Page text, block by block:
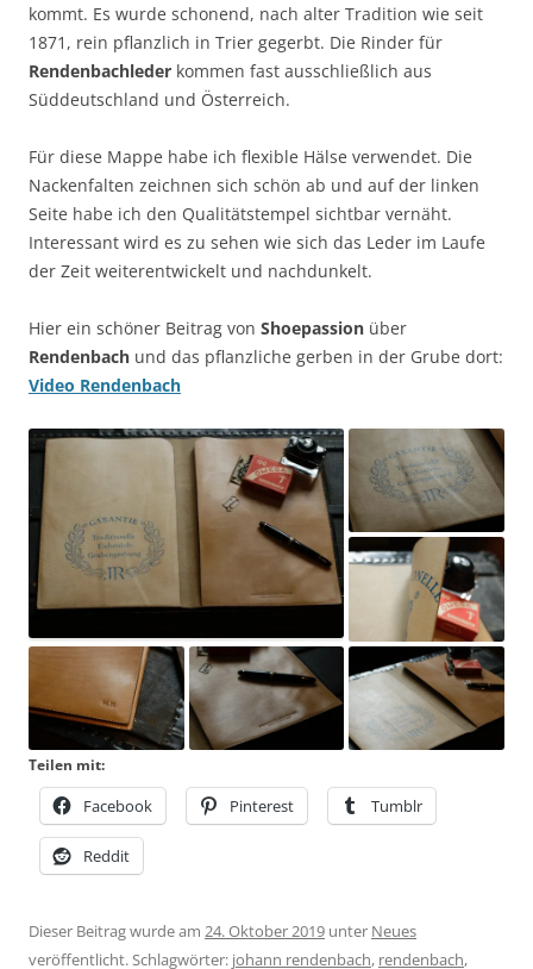
kommt. Es wurde schonend, nach alter Tradition wie seit
1871, rein pflanzlich in Trier gegerbt. Die Rinder für
Rendenbachleder kommen fast ausschließlich aus
Süddeutschland und Österreich.
Für diese Mappe habe ich flexible Hälse verwendet. Die
Nackenfalten zeichnen sich schön ab und auf der linken
Seite habe ich den Qualitätstempel sichtbar vernäht.
Interessant wird es zu sehen wie sich das Leder im Laufe
der Zeit weiterentwickelt und nachdunkelt.
Hier ein schöner Beitrag von Shoepassion über
Rendenbach und das pflanzliche gerben in der Grube dort:
Video Rendenbach
Teilen mit:
Facebook Pinterest Tumblr
Reddit
Dieser Beitrag wurde am 24. Oktober 2019 unter Neues
veröffentlicht. Schlagwörter: johann rendenbach, rendenbach,